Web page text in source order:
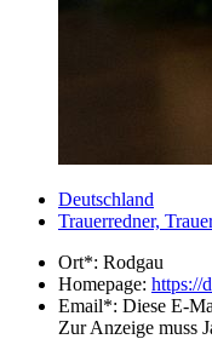
Deutschland
Trauerredner,
Ort*: Rodgau
Homepage: https://
Email*: Diese E-
Zur Anzeige muss